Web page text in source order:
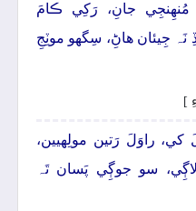
جانِ، رَکِي ڪامَ
جِيئان ھاڻِ، سِگهو موٽِجِ
]
کي، راوَلَ رَتين مولِهيين،
سو جوڳِي پَسان تَہ